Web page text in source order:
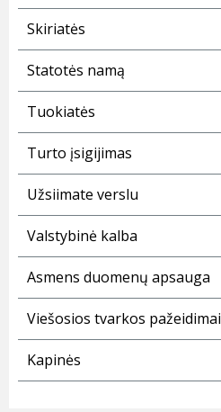
Skiriatės
Statotės namą
Tuokiatės
Turto įsigijimas
Užsiimate verslu
Valstybinė kalba
Asmens duomenų apsauga
Viešosios tvarkos pažeidimai
Kapinės